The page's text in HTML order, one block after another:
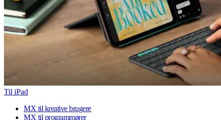
Til iPad
MX til kreative brugere
MX til programmører